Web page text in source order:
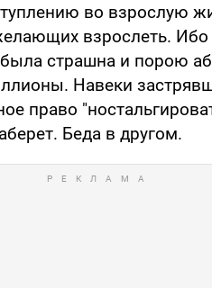
во взрослую
взрослеть.
страшна и порою
Навеки
право
Беда в другом.